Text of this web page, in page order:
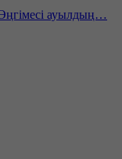
ауылдың…